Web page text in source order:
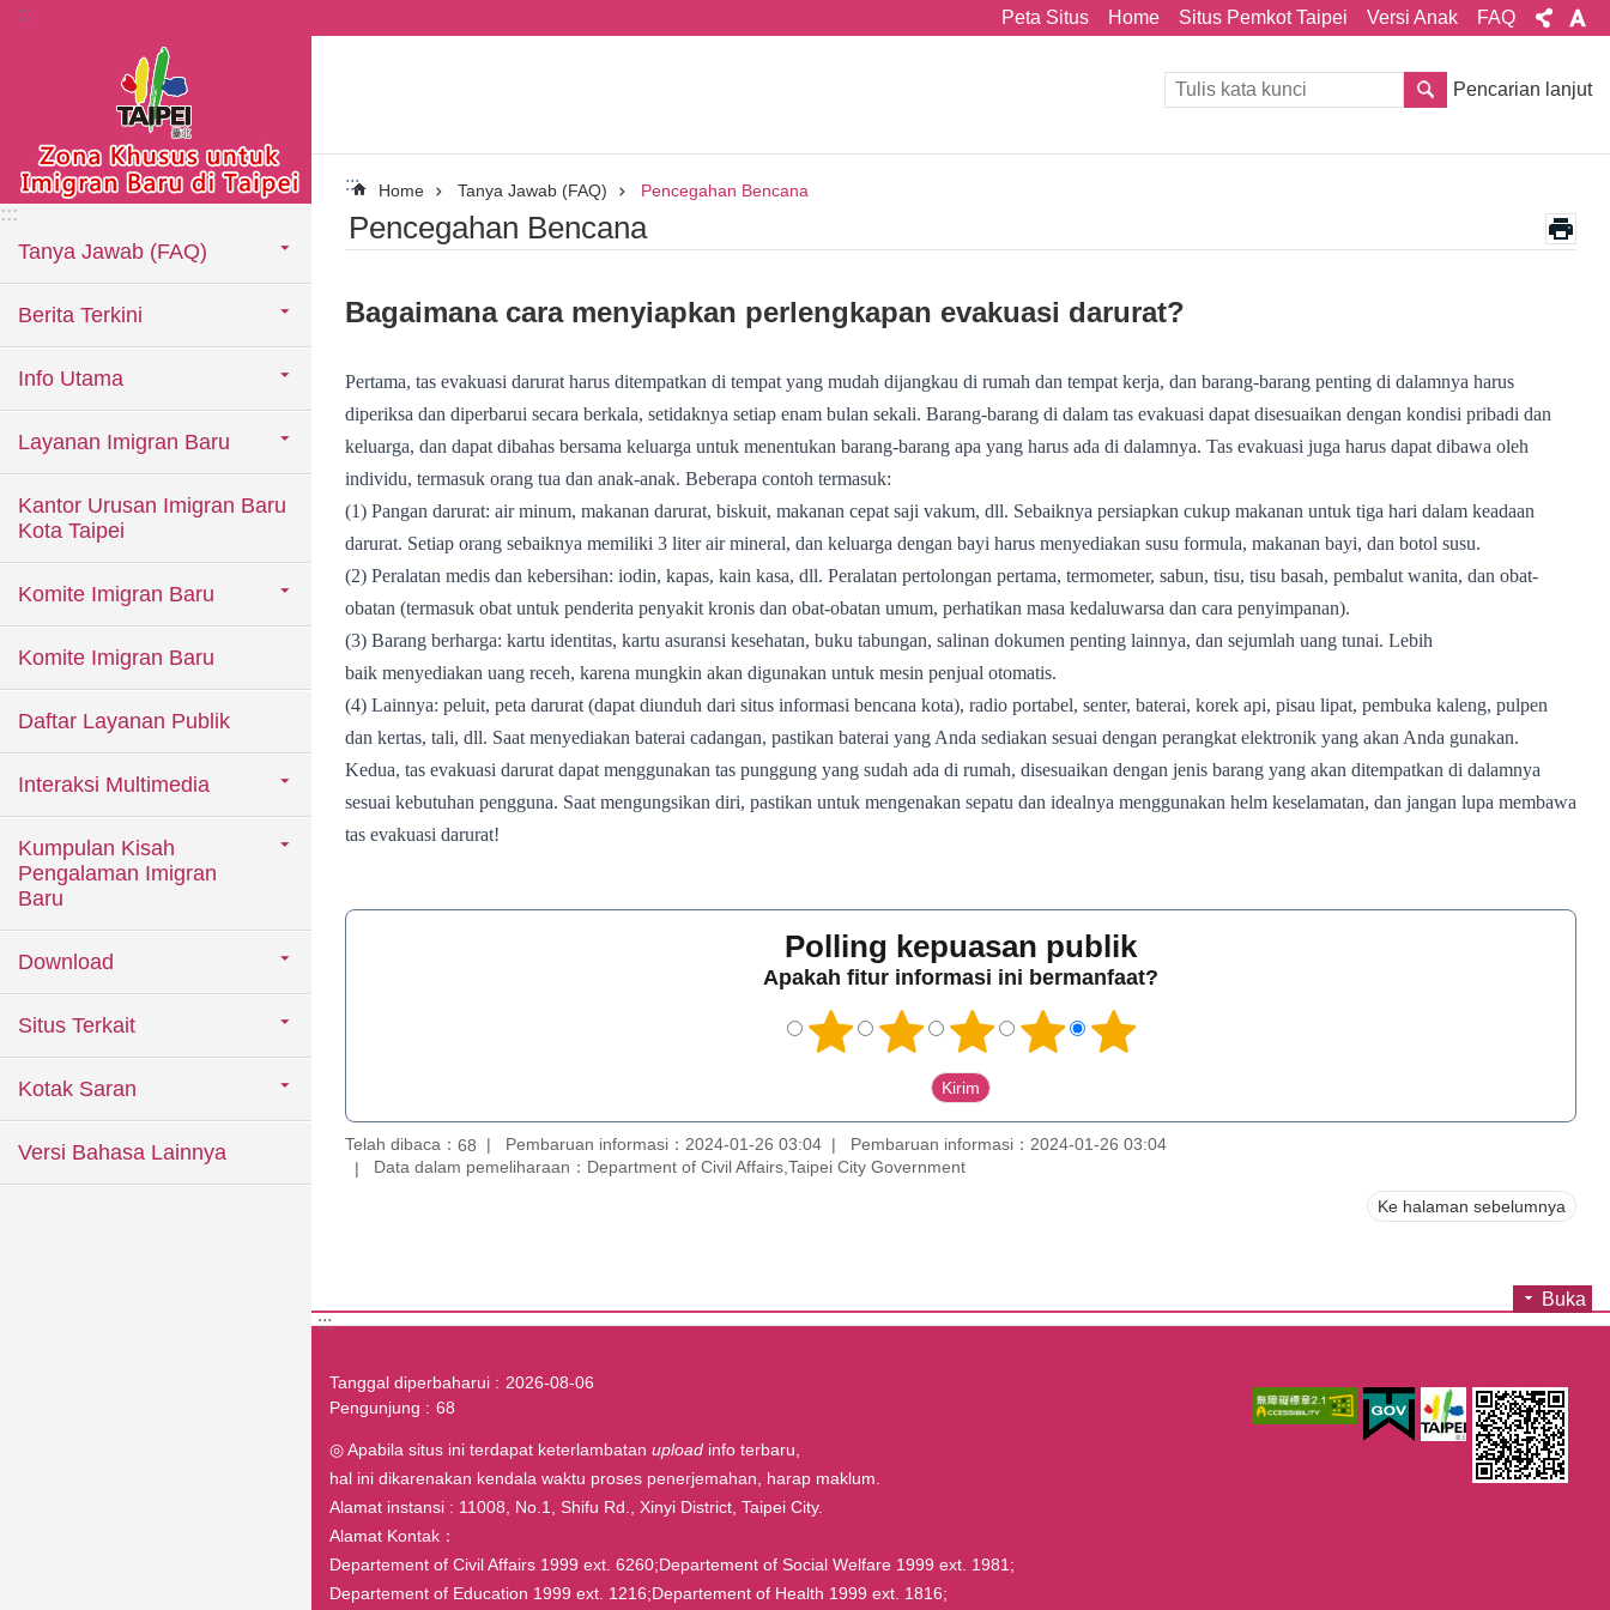
Lompat ke blok konten utama
::: Peta Situs Home Situs Pemkot Taipei Versi Anak FAQ
:::
Tanya Jawab (FAQ)
Berita Terkini
Info Utama
Layanan Imigran Baru
Kantor Urusan Imigran Baru
Kota Taipei
Komite Imigran Baru
Komite Imigran Baru
Daftar Layanan Publik
Interaksi Multimedia
Kumpulan Kisah
Pengalaman Imigran
Baru
Download
Situs Terkait
Kotak Saran
Versi Bahasa Lainnya
Pencarian lanjut
::: Home Tanya Jawab (FAQ) Pencegahan Bencana
Pencegahan Bencana
Bagaimana cara menyiapkan perlengkapan evakuasi darurat?
Pertama, tas evakuasi darurat harus ditempatkan di tempat yang mudah dijangkau di rumah dan tempat kerja, dan barang-barang penting di dalamnya harus
diperiksa dan diperbarui secara berkala, setidaknya setiap enam bulan sekali. Barang-barang di dalam tas evakuasi dapat disesuaikan dengan kondisi pribadi dan
keluarga, dan dapat dibahas bersama keluarga untuk menentukan barang-barang apa yang harus ada di dalamnya. Tas evakuasi juga harus dapat dibawa oleh
individu, termasuk orang tua dan anak-anak. Beberapa contoh termasuk:
(1) Pangan darurat: air minum, makanan darurat, biskuit, makanan cepat saji vakum, dll. Sebaiknya persiapkan cukup makanan untuk tiga hari dalam keadaan
darurat. Setiap orang sebaiknya memiliki 3 liter air mineral, dan keluarga dengan bayi harus menyediakan susu formula, makanan bayi, dan botol susu.
(2) Peralatan medis dan kebersihan: iodin, kapas, kain kasa, dll. Peralatan pertolongan pertama, termometer, sabun, tisu, tisu basah, pembalut wanita, dan obat-
obatan (termasuk obat untuk penderita penyakit kronis dan obat-obatan umum, perhatikan masa kedaluwarsa dan cara penyimpanan).
(3) Barang berharga: kartu identitas, kartu asuransi kesehatan, buku tabungan, salinan dokumen penting lainnya, dan sejumlah uang tunai. Lebih
baik menyediakan uang receh, karena mungkin akan digunakan untuk mesin penjual otomatis.
(4) Lainnya: peluit, peta darurat (dapat diunduh dari situs informasi bencana kota), radio portabel, senter, baterai, korek api, pisau lipat, pembuka kaleng, pulpen
dan kertas, tali, dll. Saat menyediakan baterai cadangan, pastikan baterai yang Anda sediakan sesuai dengan perangkat elektronik yang akan Anda gunakan.
Kedua, tas evakuasi darurat dapat menggunakan tas punggung yang sudah ada di rumah, disesuaikan dengan jenis barang yang akan ditempatkan di dalamnya
sesuai kebutuhan pengguna. Saat mengungsikan diri, pastikan untuk mengenakan sepatu dan idealnya menggunakan helm keselamatan, dan jangan lupa membawa
tas evakuasi darurat!
Polling kepuasan publik
Apakah fitur informasi ini bermanfaat?
Telah dibaca： 68 Pembaruan informasi：2024-01-26 03:04
Pembaruan informasi：2024-01-26 03:04
Data dalam pemeliharaan：Department of Civil Affairs,Taipei City Government
Ke halaman sebelumnya
Buka
:::
Tanggal diperbaharui
2026-08-06
Pengunjung
68
◎ Apabila situs ini terdapat keterlambatan upload info terbaru,
hal ini dikarenakan kendala waktu proses penerjemahan, harap maklum.
Alamat instansi : 11008, No.1, Shifu Rd., Xinyi District, Taipei City.
Alamat Kontak：
Departement of Civil Affairs 1999 ext. 6260;Departement of Social Welfare 1999 ext. 1981;
Departement of Education 1999 ext. 1216;Departement of Health 1999 ext. 1816;